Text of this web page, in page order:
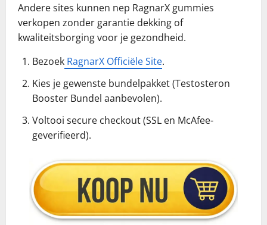
Andere sites kunnen nep RagnarX gummies
verkopen zonder garantie dekking of
kwaliteitsborging voor je gezondheid.
Bezoek RagnarX Officiële Site.
Kies je gewenste bundelpakket (Testosteron
Booster Bundel aanbevolen).
Voltooi secure checkout (SSL en McAfee-
geverifieerd).